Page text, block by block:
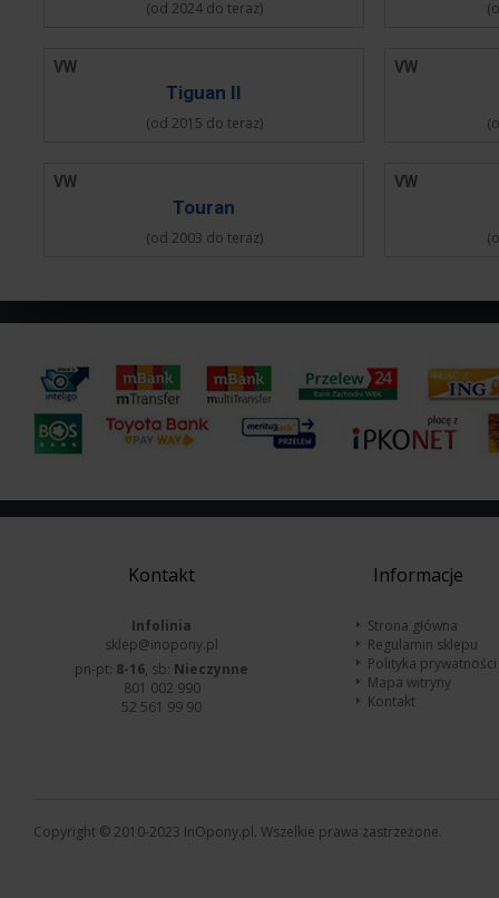
(od 2024 do teraz)
VW
Tiguan II
(od 2015 do teraz)
VW
VW
Touran
(od 2003 do teraz)
VW
Kontakt
Infolinia
sklep@inopony.pl
pn-pt: 8-16, sb: Nieczynne
801 002 990
52 561 99 90
Informacje
Strona główna
Regulamin sklepu
Polityka prywatności
Mapa witryny
Kontakt
Copyright © 2010-2023 InOpony.pl. Wszelkie prawa zastrzeżone.